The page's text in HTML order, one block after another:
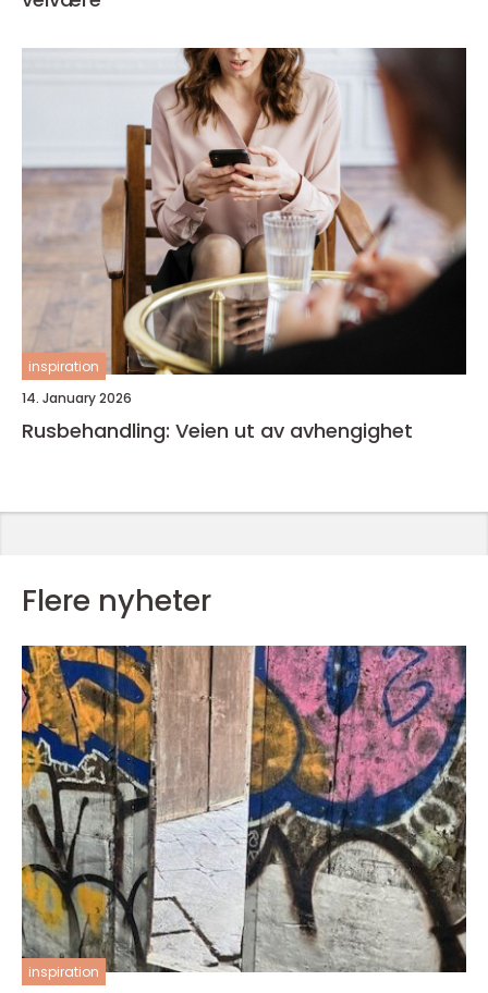
inspiration
14. January 2026
Rusbehandling: Veien ut av avhengighet
Flere nyheter
inspiration